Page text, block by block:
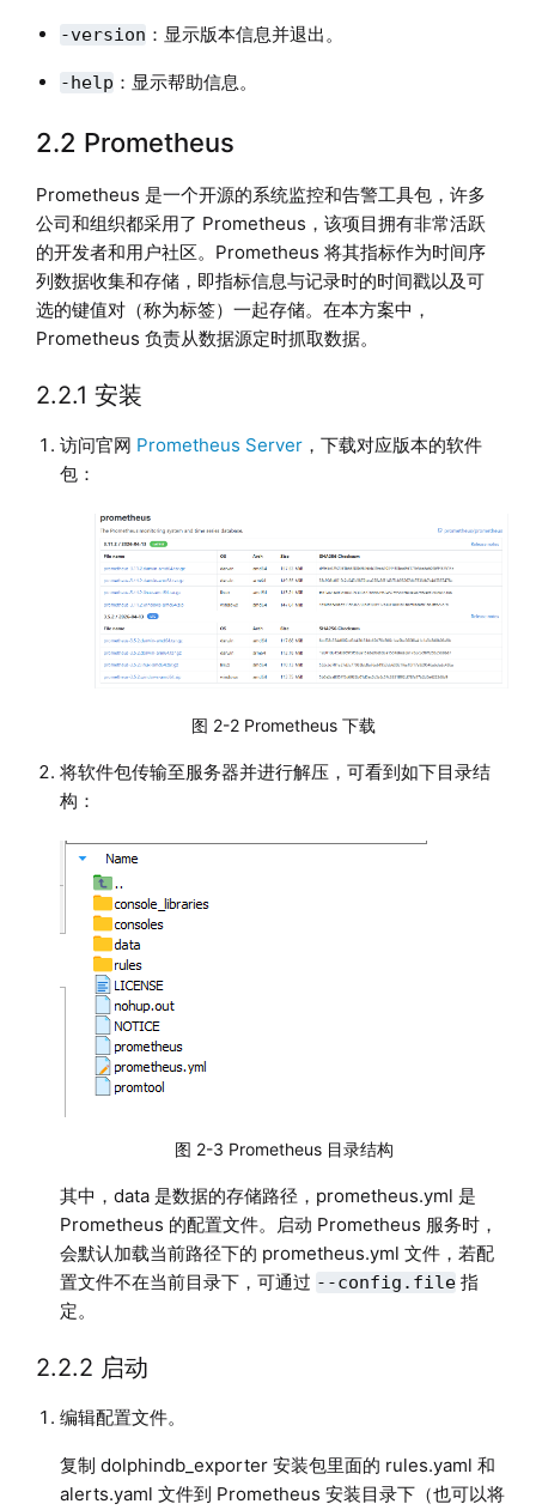
-version ：显示版本信息并退出。
-help ：显示帮助信息。
2.2 Prometheus
Prometheus 是一个开源的系统监控和告警工具包，许多
公司和组织都采用了 Prometheus，该项目拥有非常活跃
的开发者和用户社区。Prometheus 将其指标作为时间序
列数据收集和存储，即指标信息与记录时的时间戳以及可
选的键值对（称为标签）一起存储。在本方案中，
Prometheus 负责从数据源定时抓取数据。
2.2.1 安装
访问官网 Prometheus Server，下载对应版本的软件
包：
图 2-2 Prometheus 下载
将软件包传输至服务器并进行解压，可看到如下目录结
构：
图 2-3 Prometheus 目录结构
其中，data 是数据的存储路径，prometheus.yml 是
Prometheus 的配置文件。启动 Prometheus 服务时，
会默认加载当前路径下的 prometheus.yml 文件，若配
置文件不在当前目录下，可通过 --config.file指
定。
2.2.2 启动
编辑配置文件。
复制 dolphindb_exporter 安装包里面的 rules.yaml 和
alerts.yaml 文件到 Prometheus 安装目录下（也可以将